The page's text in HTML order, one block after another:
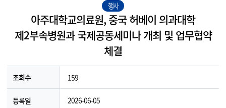
행사
아주대학교의료원, 중국 허베이 의과대학
제2부속병원과 국제공동세미나 개최 및 업무협약
체결
조회수 159
등록일 2026-06-05